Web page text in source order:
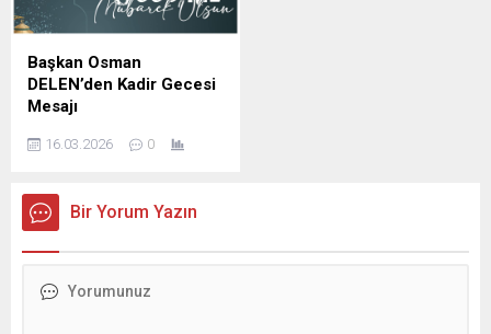
ikliminde sabır, yardımlaşma
ve dayanışma duygularının
güçlendiğini belirterek,
bayramların ise bu güzel
değerlerin toplumun her
kesimine yayıldığı müstesna
zamanlar olduğunu ifade
Başkan Osman
DELEN’den Kadir Gecesi
Mesajı
DELEN GROUP Yönetim
Kurulu Başkanı ve
Osman Delen, mübarek
Kadir Gecesi dolayısıyla bir
Gecesi’nin İslam âlemi için
16.03.2026 0
Bir Yorum Yazın